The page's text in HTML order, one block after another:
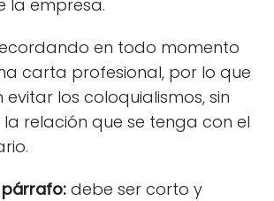
la empresa.
en todo momento
carta profesional, por lo que
evitar los coloquialismos, sin
relación que se tenga con el
párrafo: debe ser corto y